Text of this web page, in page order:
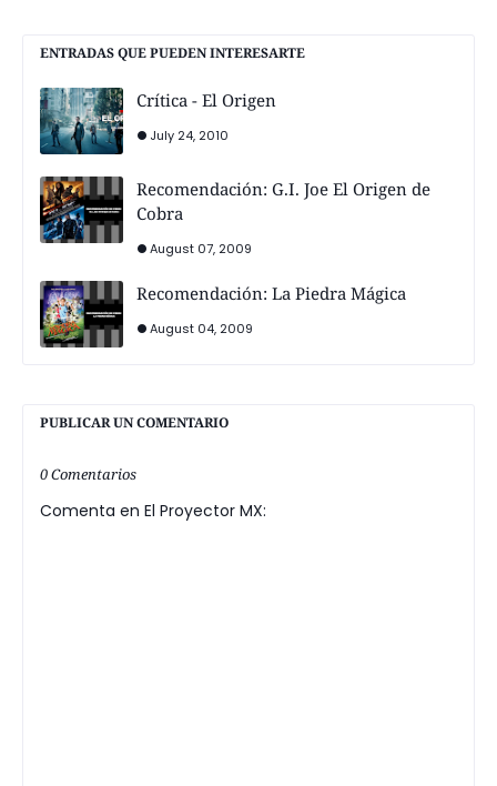
ENTRADAS QUE PUEDEN INTERESARTE
Crítica - El Origen
July 24, 2010
Recomendación: G.I. Joe El Origen de
Cobra
August 07, 2009
Recomendación: La Piedra Mágica
August 04, 2009
PUBLICAR UN COMENTARIO
0 Comentarios
Comenta en El Proyector MX: